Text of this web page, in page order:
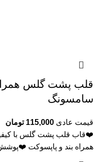
قلب پشت گلس
سامسونگ
قیمت عادی 115,000 تومان
❤️قاب قلب پشت گلس با
همراه بند و پاپسوکت